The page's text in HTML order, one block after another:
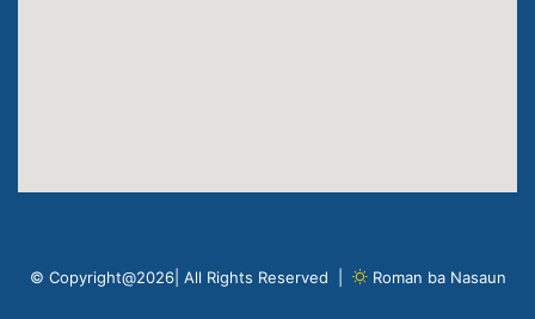
© Copyright@2026| All Rights Reserved | Roman ba Nasaun